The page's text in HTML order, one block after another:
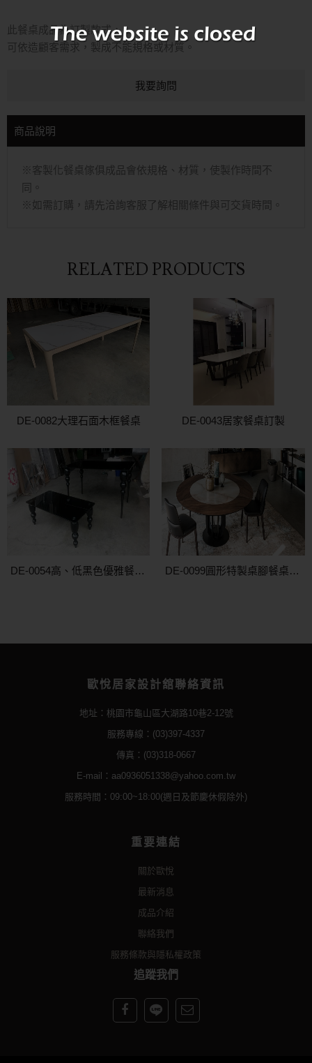
此餐桌成品為訂製款式，
可依造顧客需求，製成不能規格或材質。
我要詢問
商品說明
※客製化餐桌傢俱成品會依規格、材質，使製作時間不
同。
※如需訂購，請先洽詢客服了解相關條件與可交貨時間。
RELATED PRODUCTS
DE-0082大理石面木框餐桌 DE-0043居家餐桌訂製
DE-0054高、低黑色優雅餐桌訂製 DE-0099圓形特製桌腳餐桌款式
歐悅居家設計舘聯絡資訊
地址：桃園市龜山區大湖路10巷2-12號
服務專線：(03)397-4337
傳真：(03)318-0667
E-mail：aa0936051338@yahoo.com.tw
服務時間：09:00~18:00(週日及節慶休假除外)
重要連結
關於歐悅
最新消息
成品介紹
聯絡我們
服務條款與隱私權政策
追蹤我們